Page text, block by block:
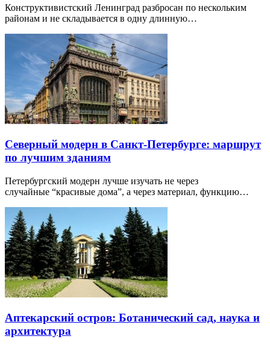
Конструктивистский Ленинград разбросан по нескольким
районам и не складывается в одну длинную…
Северный модерн в Санкт-Петербурге: маршрут
по лучшим зданиям
Петербургский модерн лучше изучать не через
случайные “красивые дома”, а через материал, функцию…
Аптекарский остров: Ботанический сад, наука и
архитектура